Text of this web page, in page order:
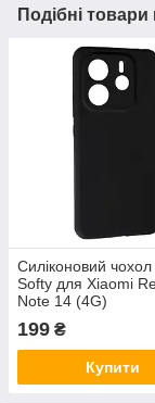
Подібні товари
Силіконовий
Softy для Xiaomi
Note 14 (4G)
199 ₴
Купити